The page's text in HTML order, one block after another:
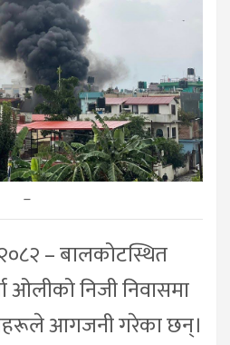
–
– बालकोटस्थित
ओलीको निजी निवासमा
आगजनी गरेका छन्।